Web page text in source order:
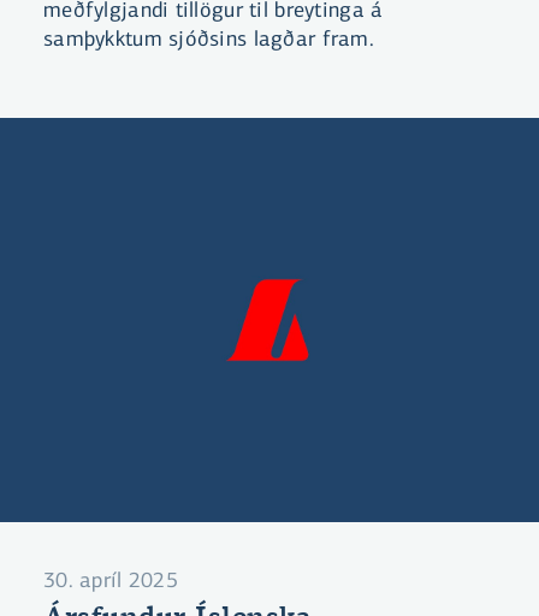
meðfylgjandi tillögur til breytinga á
samþykktum sjóðsins lagðar fram.
30. apríl 2025